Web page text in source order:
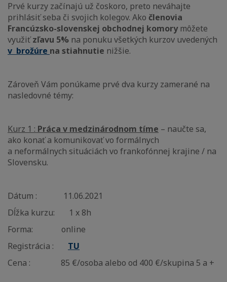
Prvé kurzy začínajú už čoskoro, preto neváhajte
prihlásiť seba či svojich kolegov. Ako členovia
Francúzsko-slovenskej obchodnej komorymôžete
využiťzľavu 5% na ponuku všetkých kurzov uvedených
v brožúre na stiahnutie nižšie.
Zároveň Vám ponúkame prvé dva kurzy zamerané na
nasledovné témy:
Kurz 1 : Práca v medzinárodnom tíme – naučte sa,
ako konať a komunikovať vo formálnych
a neformálnych situáciách vo frankofónnej krajine / na
Slovensku.
Dátum : 11.06.2021
Dĺžka kurzu: 1 x 8h
Forma: online
Registrácia : TU
Cena : 85 €/osoba alebo od 400 €/skupina 5 a +